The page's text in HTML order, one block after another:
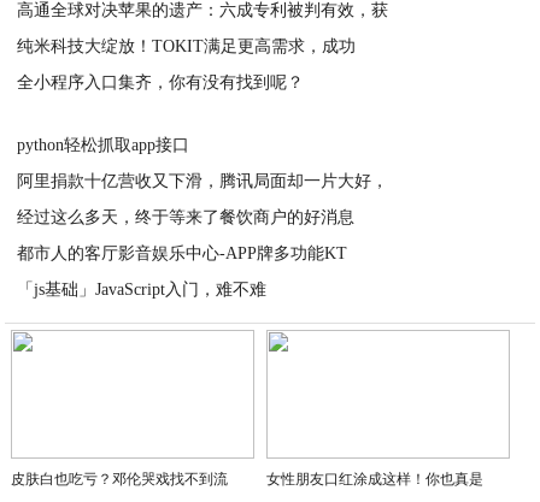
高通全球对决苹果的遗产：六成专利被判有效，获
纯米科技大绽放！TOKIT满足更高需求，成功
全小程序入口集齐，你有没有找到呢？
python轻松抓取app接口
阿里捐款十亿营收又下滑，腾讯局面却一片大好，
经过这么多天，终于等来了餐饮商户的好消息
都市人的客厅影音娱乐中心-APP牌多功能KT
「js基础」JavaScript入门，难不难
2020-03-28
皮肤白也吃亏？邓伦哭戏找不到流 女性朋友口红涂成这样！你也真是